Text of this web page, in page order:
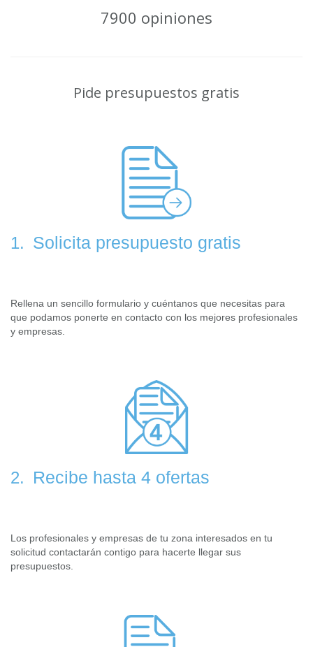
7900 opiniones
Pide presupuestos gratis
1. Solicita presupuesto gratis
Rellena un sencillo formulario y cuéntanos que necesitas para
que podamos ponerte en contacto con los mejores profesionales
y empresas.
2. Recibe hasta 4 ofertas
Los profesionales y empresas de tu zona interesados en tu
solicitud contactarán contigo para hacerte llegar sus
presupuestos.